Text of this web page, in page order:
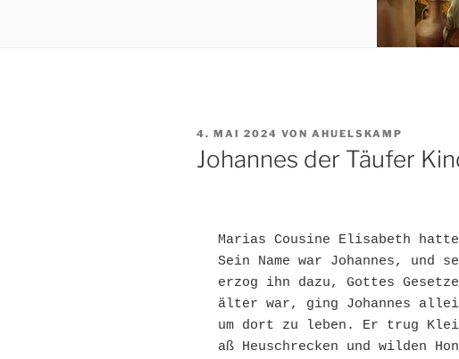
VERÖFFENTLICHT
AM
4. MAI 2024 VON AHUELSKAMP
Johannes der Täufer
Marias Cousine Elisabeth
Sein Name war Johannes, und
erzog ihn dazu, Gottes
älter war, ging Johannes
um dort zu leben. Er trug
aß Heuschrecken und wilden